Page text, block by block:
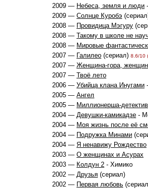
2009 — Небеса, земля и люди
2009 — Солнце Куробэ
2008 — Провидица Мэгуру
2008 — Такому в школе не
2008 — Мировые
2007 — Галилео (сериал) 8.6/10
2007 — Женщина-гора,
2007 — Твоё лето
2006 — Убийца клана Инугами
2005 — Ангел
2005 — Миллионерша-детектив
2004 — Девушки-камикадзе -
2004 — Моя жизнь после её
2004 — Подружка Минами
2004 — Я ненавижу Рождество
2003 — О женщинах и Асурах
2003 — Колдун 2 - Химико
2002 — Друзья (сериал)
2002 — Первая любовь